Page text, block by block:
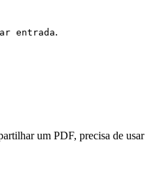
entrada.
um PDF, precisa de